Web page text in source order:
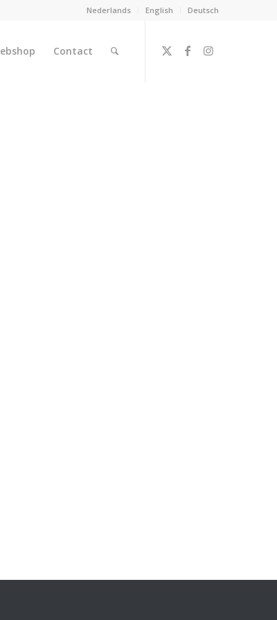
Nederlands English Deutsch
Contact